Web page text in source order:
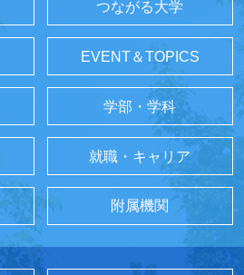
つながる大学
EVENT＆TOPICS
学部・学科
就職・キャリア
附属機関